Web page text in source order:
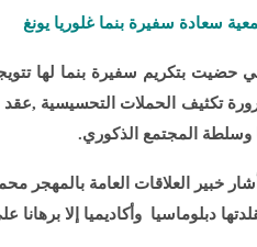
سعادة سفيرة بنما غلوريا يونغ
بتكريم سفيرة بنما لها
تكثيف الحملات التحسيسية ,عقد
وسلطة المجتمع الذكوري.
خبير العلاقات العامة
دبلوماسيا وأكاديميا إلا برهانا